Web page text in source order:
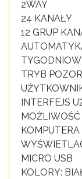
2WAY
24 KANAŁY
12 GRUP
TRYB
INTERFEJS
KOMPUTERA
MICRO USB
KOLORY: